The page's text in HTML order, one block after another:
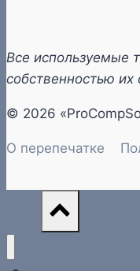
Все используемые
собственностью
© 2026
О перепечатке